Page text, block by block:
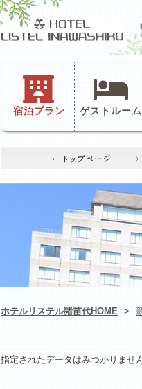
宿泊プラン ゲストルーム
ホテルリステル猪苗代HOME >
指定されたデータはみつかりません